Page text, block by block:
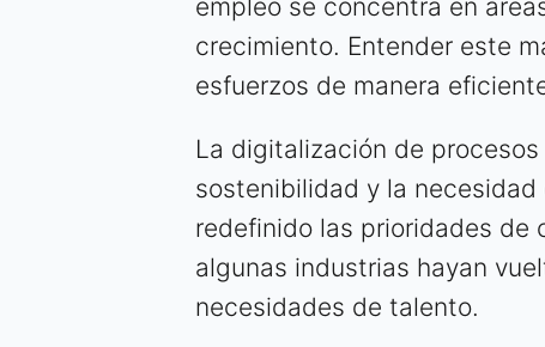
empleo se concentra en
crecimiento. Entender este
esfuerzos de manera
La digitalización de
sostenibilidad y la
redefinido las prioridades de
algunas industrias hayan
necesidades de talento.